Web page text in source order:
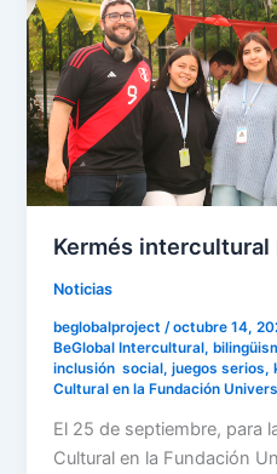
Kermés intercultural
Noticias
beglobalproject/octubre 14,
BeGlobal Intercultural,
inclusión social,juegos serios,
Cultural en la Fundación
El 25 de septiembre, para
Cultural en la Fundación
intercultural
BeGlobal